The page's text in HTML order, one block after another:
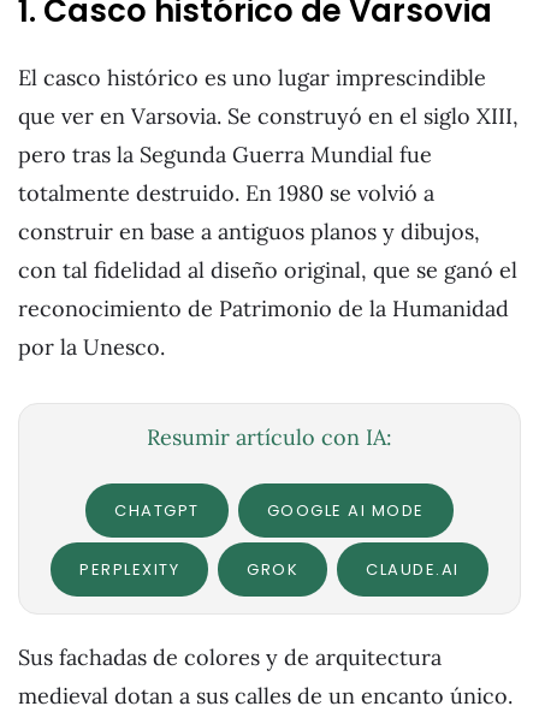
1. Casco histórico de Varsovia
El casco histórico es uno lugar imprescindible
que ver en Varsovia. Se construyó en el siglo XIII,
pero tras la Segunda Guerra Mundial fue
totalmente destruido. En 1980 se volvió a
construir en base a antiguos planos y dibujos,
con tal fidelidad al diseño original, que se ganó el
reconocimiento de Patrimonio de la Humanidad
por la Unesco.
Resumir artículo con IA:
CHATGPT GOOGLE AI MODE
PERPLEXITY GROK CLAUDE.AI
Sus fachadas de colores y de arquitectura
medieval dotan a sus calles de un encanto único.